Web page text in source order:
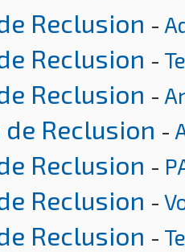
Reclusion -
Reclusion -
Reclusion -
de Reclusion -
Reclusion -
Reclusion -
Reclusion -